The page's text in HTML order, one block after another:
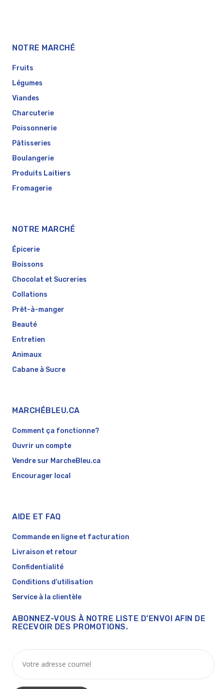
NOTRE MARCHÉ
Fruits
Légumes
Viandes
Charcuterie
Poissonnerie
Pâtisseries
Boulangerie
Produits Laitiers
Fromagerie
NOTRE MARCHÉ
Épicerie
Boissons
Chocolat et Sucreries
Collations
Prêt-à-manger
Beauté
Entretien
Animaux
Cabane à Sucre
MARCHÉBLEU.CA
Comment ça fonctionne?
Ouvrir un compte
Vendre sur MarcheBleu.ca
Encourager local
AIDE ET FAQ
Commande en ligne et facturation
Livraison et retour
Confidentialité
Conditions d’utilisation
Service à la clientèle
ABONNEZ-VOUS À NOTRE LISTE D’ENVOI AFIN DE
RECEVOIR DES PROMOTIONS.